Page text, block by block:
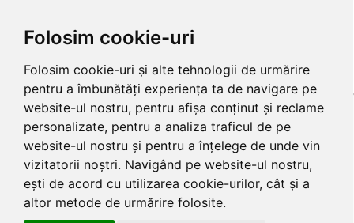
Folosim cookie-uri
Folosim cookie-uri și alte tehnologii de urmărire
pentru a îmbunătăți experiența ta de navigare pe
website-ul nostru, pentru afișa conținut și reclame
personalizate, pentru a analiza traficul de pe
website-ul nostru și pentru a înțelege de unde vin
vizitatorii noștri. Navigând pe website-ul nostru,
ești de acord cu utilizarea cookie-urilor, cât și a
altor metode de urmărire folosite.